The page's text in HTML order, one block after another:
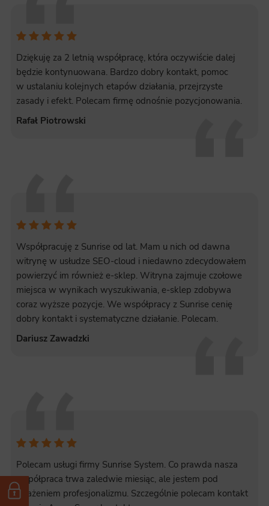
Dziękuję za 2 letnią współpracę, która oczywiście dalej
będzie kontynuowana. Bardzo dobry kontakt, pomoc
w ustalaniu kolejnych etapów działania, przejrzyste
zasady i efekt. Polecam firmę odnośnie pozycjonowania.
Rafał Piotrowski
Współpracuję z Sunrise od lat. Mam u nich od dawna
witrynę w usłudze SEO-cloud i niedawno zdecydowałem
powierzyć im również e-sklep. Witryna zajmuje czołowe
miejsca w wynikach wyszukiwania, e-sklep zdobywa
coraz wyższe pozycje. We współpracy z Sunrise cenię
dobry kontakt i systematyczne działanie. Polecam.
Dariusz Zawadzki
Polecam usługi firmy Sunrise System. Co prawda nasza
współpraca trwa zaledwie miesiąc, ale jestem pod
wrażeniem profesjonalizmu. Szczególnie polecam kontakt